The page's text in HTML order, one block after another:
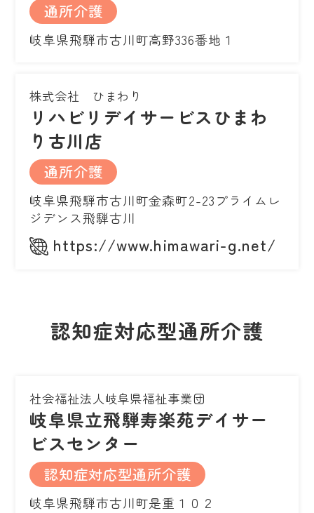
通所介護
岐阜県飛騨市古川町高野336番地１
株式会社 ひまわり
リハビリデイサービスひまわ
り古川店
通所介護
岐阜県飛騨市古川町金森町2-23プライムレ
ジデンス飛騨古川
https://www.himawari-g.net/
認知症対応型通所介護
社会福祉法人岐阜県福祉事業団
岐阜県立飛騨寿楽苑デイサー
ビスセンター
認知症対応型通所介護
岐阜県飛騨市古川町是重１０２